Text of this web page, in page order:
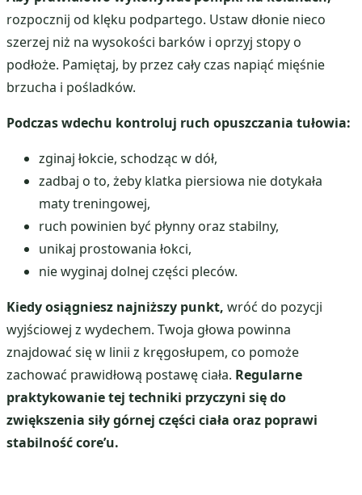
rozpocznij od klęku podpartego. Ustaw dłonie nieco
szerzej niż na wysokości barków i oprzyj stopy o
podłoże. Pamiętaj, by przez cały czas napiąć mięśnie
brzucha i pośladków.
Podczas wdechu kontroluj ruch opuszczania tułowia:
zginaj łokcie, schodząc w dół,
zadbaj o to, żeby klatka piersiowa nie dotykała
maty treningowej,
ruch powinien być płynny oraz stabilny,
unikaj prostowania łokci,
nie wyginaj dolnej części pleców.
Kiedy osiągniesz najniższy punkt, wróć do pozycji
wyjściowej z wydechem. Twoja głowa powinna
znajdować się w linii z kręgosłupem, co pomoże
zachować prawidłową postawę ciała. Regularne
praktykowanie tej techniki przyczyni się do
zwiększenia siły górnej części ciała oraz poprawi
stabilność core’u.